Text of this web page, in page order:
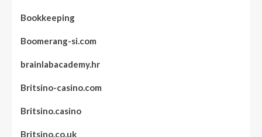
Bookkeeping
Boomerang-si.com
brainlabacademy.hr
Britsino-casino.com
Britsino.casino
Britsino.co.uk